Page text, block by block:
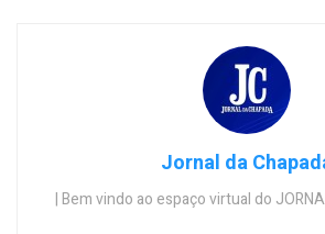
Jornal da
| Bem vindo ao espaço virtual do